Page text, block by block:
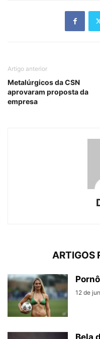
Artigo anterior
Metalúrgicos da CSN
aprovaram proposta da
empresa
ARTIGOS
12 de
Bela